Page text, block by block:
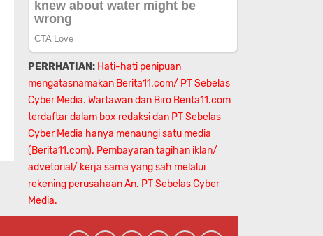
PERRHATIAN: Hati-hati penipuan
mengatasnamakan Berita11.com/ PT Sebelas
Cyber Media. Wartawan dan Biro Berita11.com
terdaftar dalam box redaksi dan PT Sebelas
Cyber Media hanya menaungi satu media
(Berita11.com). Pembayaran tagihan iklan/
advetorial/ kerja sama yang sah melalui
rekening perusahaan An. PT Sebelas Cyber
Media.